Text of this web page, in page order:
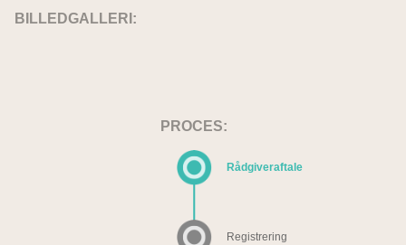
BILLEDGALLERI:
PROCES:
Rådgiveraftale
Registrering